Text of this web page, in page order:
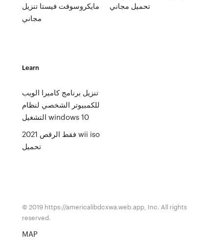
مايكروسوفت فيستا تنزيل
مجاني
تحميل مجاني
Learn
تنزيل برنامج كاميرا الويب
للكمبيوتر الشخصي لنظام
التشغيل windows 10
فقط الرقص 2021 wii iso
تحميل
© 2019 https://americalibdcxwa.web.app, Inc. All rights
reserved.
MAP